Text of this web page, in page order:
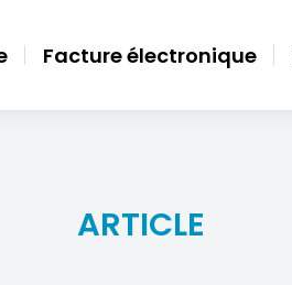
Facture électronique
ARTICLE